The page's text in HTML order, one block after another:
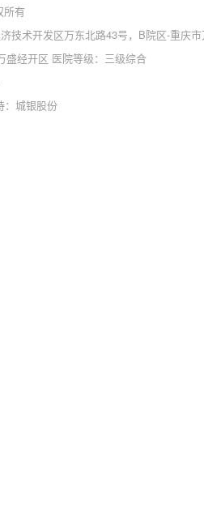
所有
技术开发区万东北路43号，B院区-重庆
盛经开区 医院等级：三级综合
：城银股份